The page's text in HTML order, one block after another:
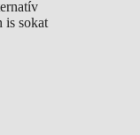
is sokat